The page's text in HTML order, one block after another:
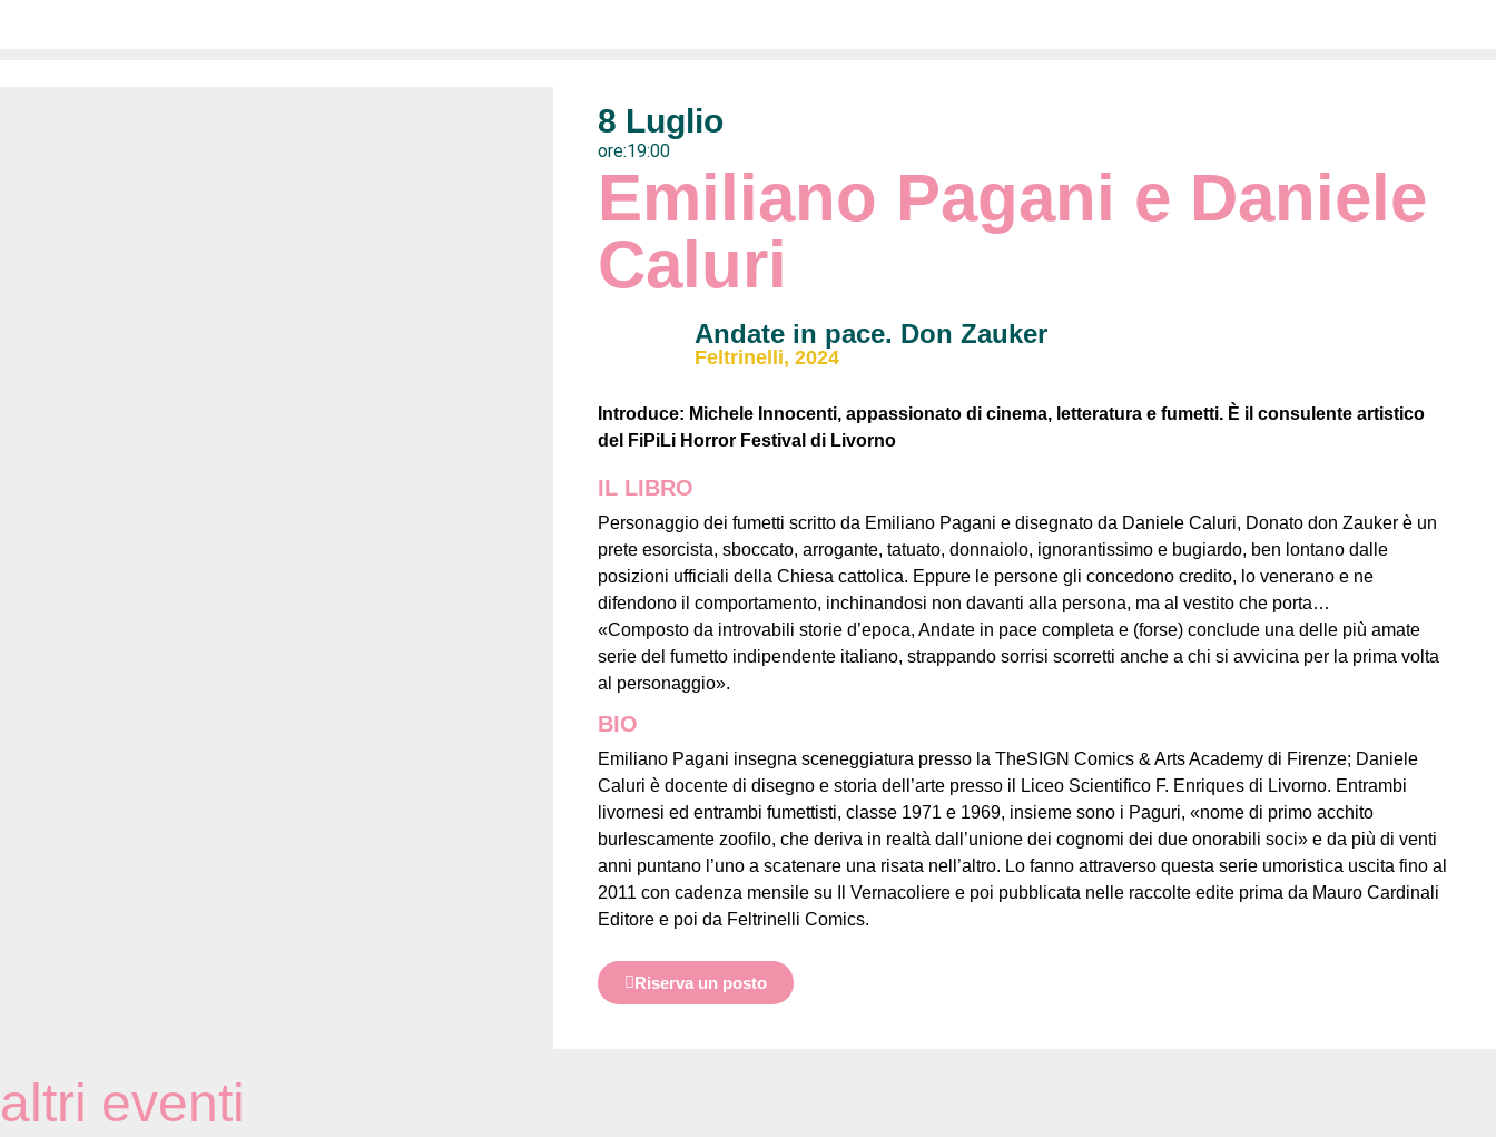
8 Luglio
ore:19:00
Emiliano Pagani e Daniele
Caluri
Andate in pace. Don Zauker
Feltrinelli, 2024
Introduce: Michele Innocenti, appassionato di cinema, letteratura e fumetti. È il consulente artistico
del FiPiLi Horror Festival di Livorno
IL LIBRO
Personaggio dei fumetti scritto da Emiliano Pagani e disegnato da Daniele Caluri, Donato don Zauker è un
prete esorcista, sboccato, arrogante, tatuato, donnaiolo, ignorantissimo e bugiardo, ben lontano dalle
posizioni ufficiali della Chiesa cattolica. Eppure le persone gli concedono credito, lo venerano e ne
difendono il comportamento, inchinandosi non davanti alla persona, ma al vestito che porta…
«Composto da introvabili storie d’epoca, Andate in pace completa e (forse) conclude una delle più amate
serie del fumetto indipendente italiano, strappando sorrisi scorretti anche a chi si avvicina per la prima volta
al personaggio».
BIO
Emiliano Pagani insegna sceneggiatura presso la TheSIGN Comics & Arts Academy di Firenze; Daniele
Caluri è docente di disegno e storia dell’arte presso il Liceo Scientifico F. Enriques di Livorno. Entrambi
livornesi ed entrambi fumettisti, classe 1971 e 1969, insieme sono i Paguri, «nome di primo acchito
burlescamente zoofilo, che deriva in realtà dall’unione dei cognomi dei due onorabili soci» e da più di venti
anni puntano l’uno a scatenare una risata nell’altro. Lo fanno attraverso questa serie umoristica uscita fino al
2011 con cadenza mensile su Il Vernacoliere e poi pubblicata nelle raccolte edite prima da Mauro Cardinali
Editore e poi da Feltrinelli Comics.
Riserva un posto
altri eventi